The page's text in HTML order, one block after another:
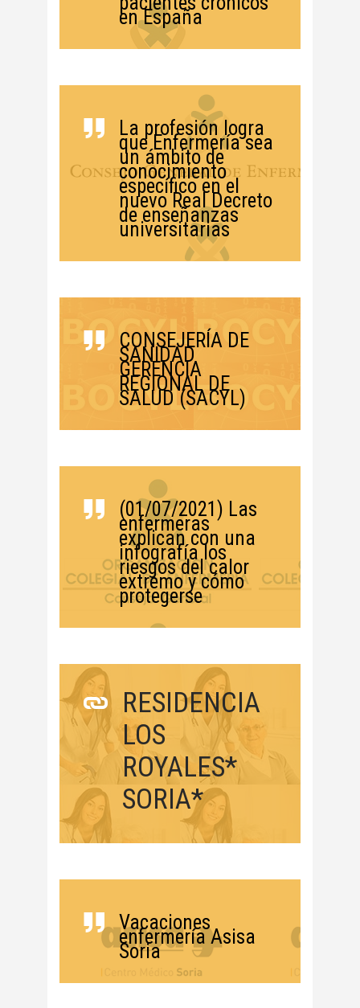
en España
La profesión logra
que Enfermería sea
un ámbito de
conocimiento
específico en el
nuevo Real Decreto
de enseñanzas
universitarias
CONSEJERÍA DE
SANIDAD
GERENCIA
REGIONAL DE
SALUD (SACYL)
(01/07/2021) Las
enfermeras
explican con una
infografía los
riesgos del calor
extremo y cómo
protegerse
RESIDENCIA
LOS
ROYALES*
SORIA*
Vacaciones
enfermería Asisa
Soria